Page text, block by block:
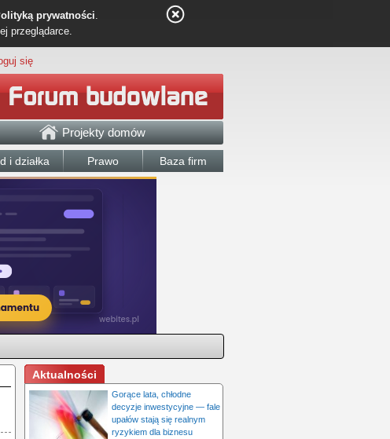
prywatności.
przeglądarce.
się
Projekty domów
i działka Prawo Baza firm
Aktualności
Gorące lata, chłodne
decyzje inwestycyjne — fale
upałów stają się realnym
ryzykiem dla biznesu